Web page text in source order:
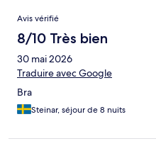
Avis
Avis vérifié
8/10 Très bien
30 mai 2026
Traduire avec Google
Bra
Steinar, séjour de 8 nuits